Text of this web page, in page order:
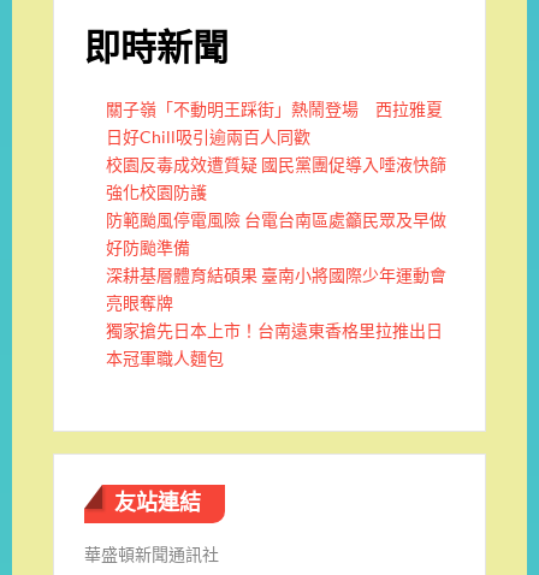
即時新聞
關子嶺「不動明王踩街」熱鬧登場 西拉雅夏
日好Chill吸引逾兩百人同歡
校園反毒成效遭質疑 國民黨團促導入唾液快篩
強化校園防護
防範颱風停電風險 台電台南區處籲民眾及早做
好防颱準備
深耕基層體育結碩果 臺南小將國際少年運動會
亮眼奪牌
獨家搶先日本上市！台南遠東香格里拉推出日
本冠軍職人麵包
友站連結
華盛頓新聞通訊社